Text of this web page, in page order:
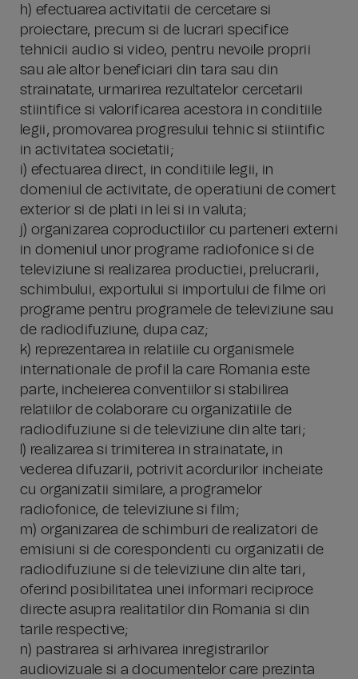
h) efectuarea activitatii de cercetare si
proiectare, precum si de lucrari specifice
tehnicii audio si video, pentru nevoile proprii
sau ale altor beneficiari din tara sau din
strainatate, urmarirea rezultatelor cercetarii
stiintifice si valorificarea acestora in conditiile
legii, promovarea progresului tehnic si stiintific
in activitatea societatii;
i) efectuarea direct, in conditiile legii, in
domeniul de activitate, de operatiuni de comert
exterior si de plati in lei si in valuta;
j) organizarea coproductiilor cu parteneri externi
in domeniul unor programe radiofonice si de
televiziune si realizarea productiei, prelucrarii,
schimbului, exportului si importului de filme ori
programe pentru programele de televiziune sau
de radiodifuziune, dupa caz;
k) reprezentarea in relatiile cu organismele
internationale de profil la care Romania este
parte, incheierea conventiilor si stabilirea
relatiilor de colaborare cu organizatiile de
radiodifuziune si de televiziune din alte tari;
l) realizarea si trimiterea in strainatate, in
vederea difuzarii, potrivit acordurilor incheiate
cu organizatii similare, a programelor
radiofonice, de televiziune si film;
m) organizarea de schimburi de realizatori de
emisiuni si de corespondenti cu organizatii de
radiodifuziune si de televiziune din alte tari,
oferind posibilitatea unei informari reciproce
directe asupra realitatilor din Romania si din
tarile respective;
n) pastrarea si arhivarea inregistrarilor
audiovizuale si a documentelor care prezinta